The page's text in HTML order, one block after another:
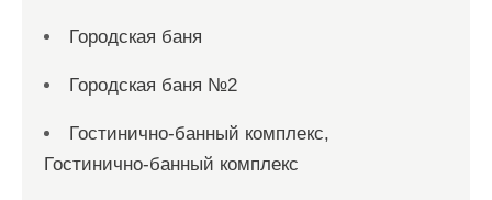
Городская баня
Городская баня №2
Гостинично-банный комплекс,
Гостинично-банный комплекс